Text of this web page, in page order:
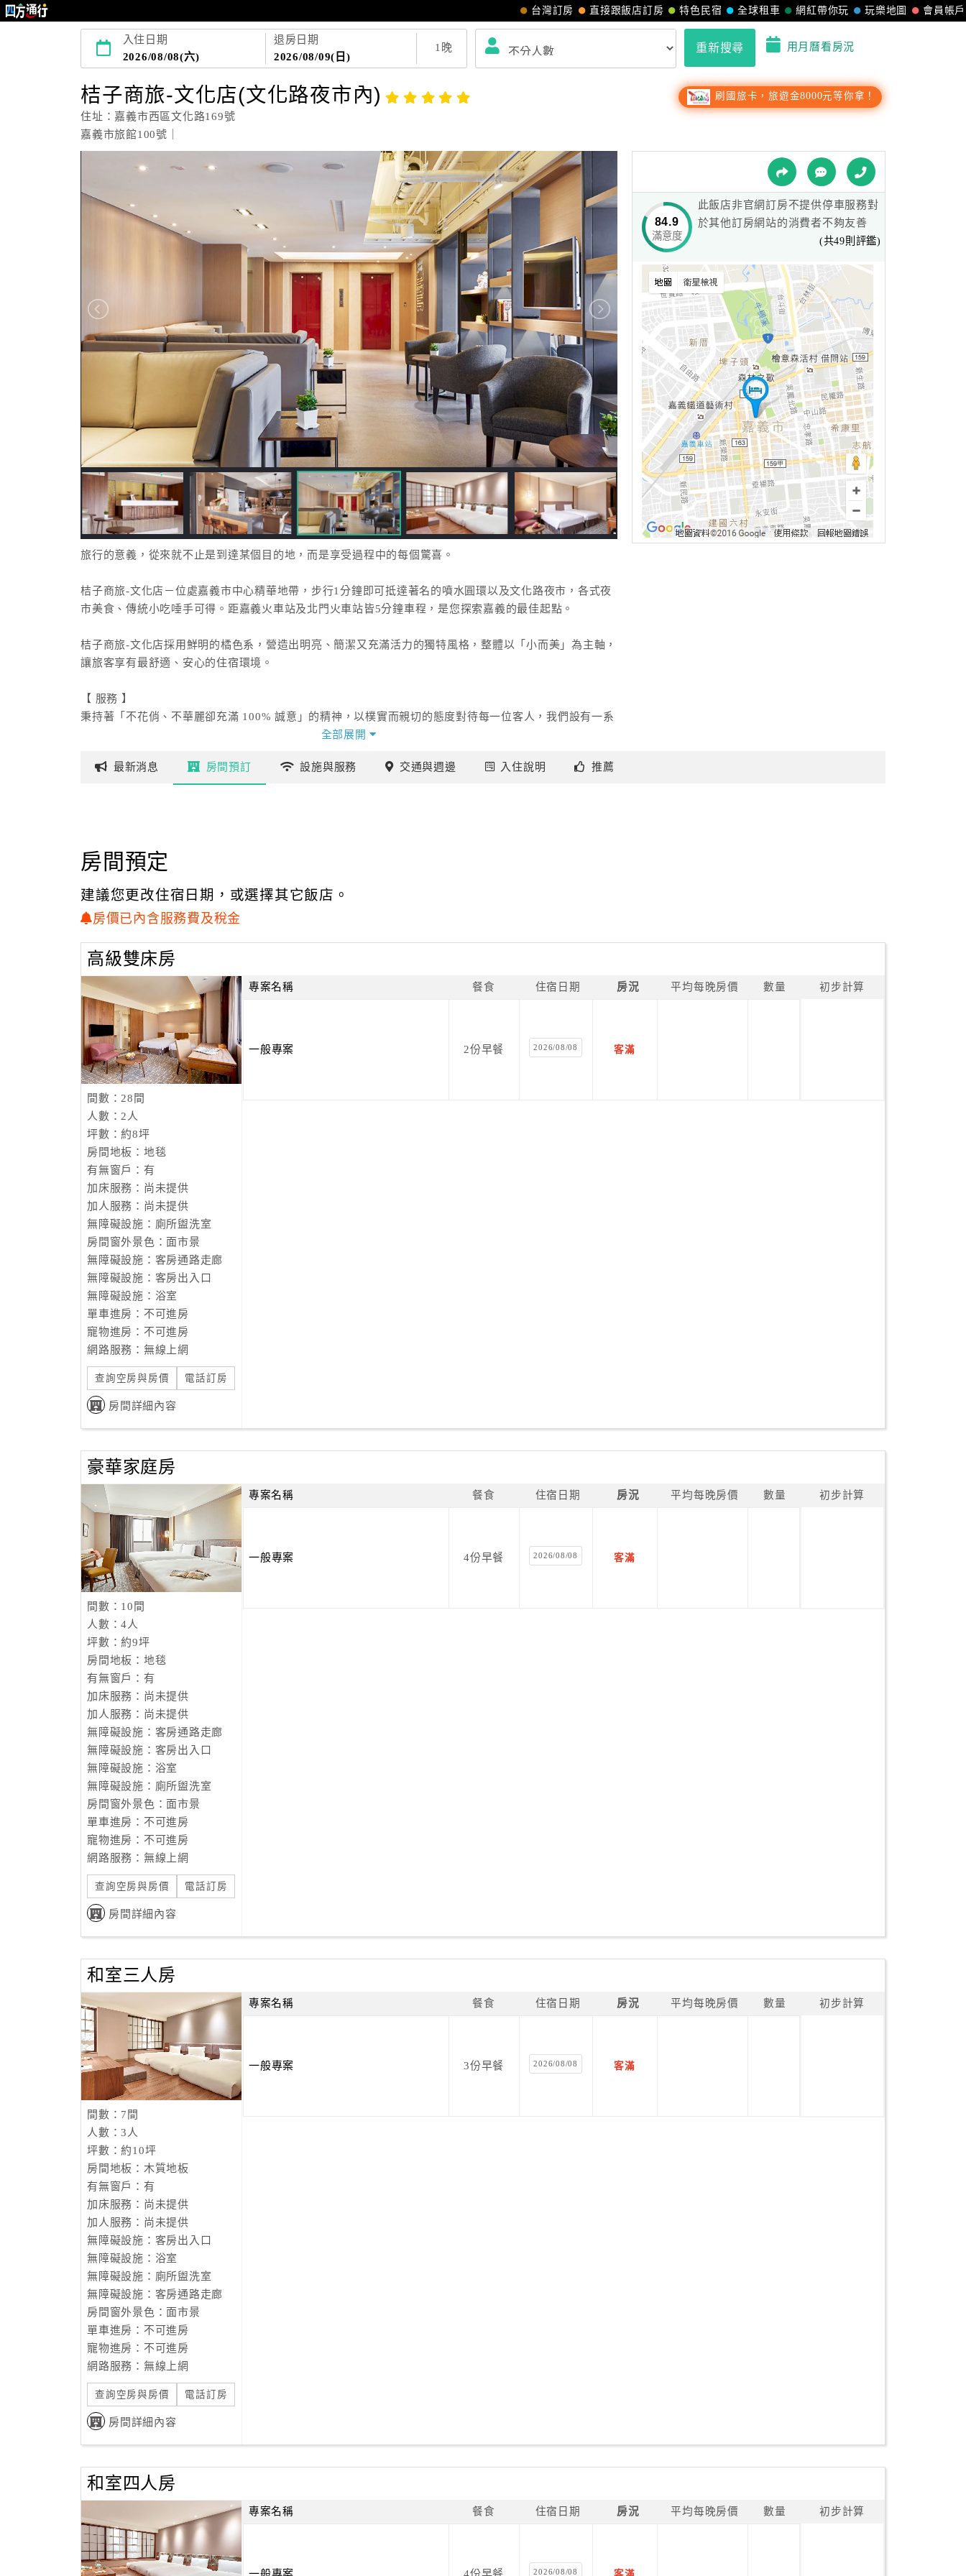
會員帳戶
玩樂地圖
網紅帶你玩
全球租車
特色民宿
直接跟飯店訂房
台灣訂房
入住日期
2026/08/08(六)
退房日期
2026/08/09(日)
1 晚 重新搜尋 用月曆看房況
桔子商旅-文化店(文化路夜市內)
住址：嘉義市西區文化路169號
嘉義市旅館100號｜
刷國旅卡，旅遊金8000元等你拿！
旅行的意義，從來就不止是到達某個目的地，而是享受過程中的每個驚喜。
桔子商旅-文化店－位處嘉義市中心精華地帶，步行1分鐘即可抵達著名的噴水圓環以及文化路夜市，各式夜
市美食、傳統小吃唾手可得。距嘉義火車站及北門火車站皆5分鐘車程，是您探索嘉義的最佳起點。
桔子商旅-文化店採用鮮明的橘色系，營造出明亮、簡潔又充滿活力的獨特風格，整體以「小而美」為主軸，
讓旅客享有最舒適、安心的住宿環境。
【 服務 】
秉持著「不花俏、不華麗卻充滿 100% 誠意」的精神，以樸實而親切的態度對待每一位客人，我們設有一系
列貼心服務，若有任何旅途上的疑問，歡迎洽詢相關人員，我們都很樂意傾聽您的意見，並竭誠提供各項協
全部展開
84.9
滿意度
此飯店非官網訂房不提供停車服務對
於其他訂房網站的消費者不夠友善
(共49則評鑑)
最新消息 房間預訂 設施與服務 交通與週邊 入住說明 推薦
房間預定
建議您更改住宿日期，或選擇其它飯店。
房價已內含服務費及稅金
高級雙床房
間數：28間
人數：2人
坪數：約8坪
房間地板：地毯
有無窗戶：有
加床服務：尚未提供
加人服務：尚未提供
無障礙設施：廁所盥洗室
房間窗外景色：面市景
無障礙設施：客房通路走廊
無障礙設施：客房出入口
無障礙設施：浴室
單車進房：不可進房
寵物進房：不可進房
網路服務：無線上網
查詢空房與房價 電話訂房
房間詳細內容
專案名稱 餐食 住宿日期 房況 平均每晚房價 數量 初步計算
一般專案 2份早餐 2026/08/08 客滿
豪華家庭房
間數：10間
人數：4人
坪數：約9坪
房間地板：地毯
有無窗戶：有
加床服務：尚未提供
加人服務：尚未提供
無障礙設施：客房通路走廊
無障礙設施：客房出入口
無障礙設施：浴室
無障礙設施：廁所盥洗室
房間窗外景色：面市景
單車進房：不可進房
寵物進房：不可進房
網路服務：無線上網
查詢空房與房價 電話訂房
房間詳細內容
專案名稱 餐食 住宿日期 房況 平均每晚房價 數量 初步計算
一般專案 4份早餐 2026/08/08 客滿
和室三人房
間數：7間
人數：3人
坪數：約10坪
房間地板：木質地板
有無窗戶：有
加床服務：尚未提供
加人服務：尚未提供
無障礙設施：客房出入口
無障礙設施：浴室
無障礙設施：廁所盥洗室
無障礙設施：客房通路走廊
房間窗外景色：面市景
單車進房：不可進房
寵物進房：不可進房
網路服務：無線上網
查詢空房與房價 電話訂房
房間詳細內容
專案名稱 餐食 住宿日期 房況 平均每晚房價 數量 初步計算
一般專案 3份早餐 2026/08/08 客滿
和室四人房
專案名稱 餐食 住宿日期 房況 平均每晚房價 數量 初步計算
2026/08/08